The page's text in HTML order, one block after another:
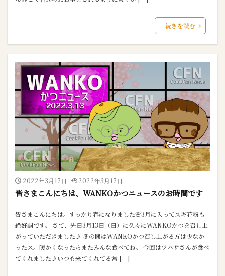
続きを読む
2022年3月17日 2022年3月17日
皆さまこんにちは、WANKOかつニュースのお時間です
皆さまこんにちは。すっかり春になりました🌸3月に入ってスギ花粉も
絶好調です。 さて、先日3月13日（日）に久々にWANKOかつを召し上
がっていただきました♪ 冬の間はWANKOかつ召し上がる方は少なか
ったス。暖かくなったらまたみんな食べてね。 今回はツバサさんが食べ
てくれました♪いつも来てくれてる常 […]